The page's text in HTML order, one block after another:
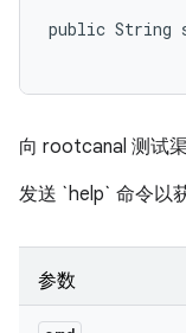
public String
向 rootcanal 测试
发送 `help` 命令以
参数